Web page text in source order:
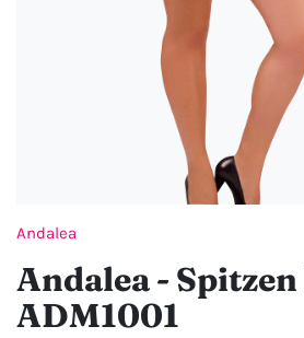
Andalea
Andalea -
ADM1001